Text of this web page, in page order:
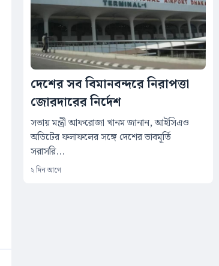
দেশের সব বিমানবন্দরে নিরাপত্তা
জোরদারের নির্দেশ
সভায় মন্ত্রী আফরোজা খানম জানান, আইসিএও
অডিটের ফলাফলের সঙ্গে দেশের ভাবমূর্তি
সরাসরি...
২ দিন আগে